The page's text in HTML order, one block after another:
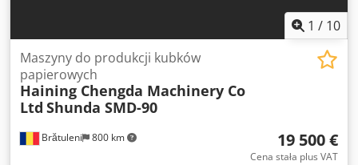
1 / 10
Brătuleni 800 km
Maszyny do produkcji kubków
papierowych
Haining Chengda Machinery Co
Ltd Shunda SMD-90
19 500 €
Cena stała plus VAT